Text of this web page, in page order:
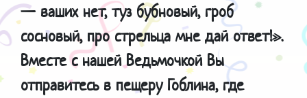
— ваших нет, туз бубновый, гроб
сосновый, про стрельца мне дай ответ!».
Вместе с нашей Ведьмочкой Вы
отправитесь в пещеру Гоблина, где